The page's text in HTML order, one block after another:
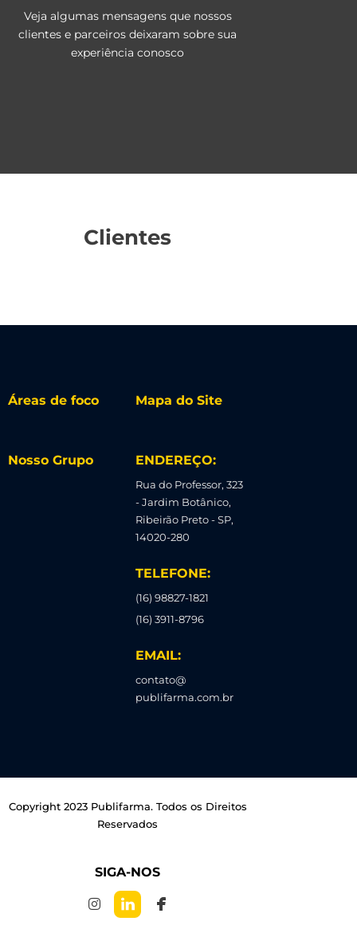
Veja algumas mensagens que nossos
clientes e parceiros deixaram sobre sua
experiência conosco
Clientes
Áreas de foco Mapa do Site
Nosso Grupo ENDEREÇO:
Rua do Professor, 323
- Jardim Botânico,
Ribeirão Preto - SP,
14020-280
TELEFONE:
(16) 98827-1821
(16) 3911-8796
EMAIL:
contato@
publifarma.com.br
Copyright 2023 Publifarma. Todos os Direitos
Reservados
SIGA-NOS